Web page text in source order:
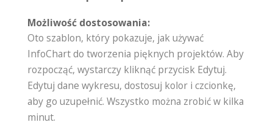
Możliwość dostosowania:
Oto szablon, który pokazuje, jak używać
InfoChart do tworzenia pięknych projektów. Aby
rozpocząć, wystarczy kliknąć przycisk Edytuj.
Edytuj dane wykresu, dostosuj kolor i czcionkę,
aby go uzupełnić. Wszystko można zrobić w kilka
minut.